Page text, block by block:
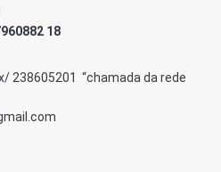
18
238605201 “chamada da rede